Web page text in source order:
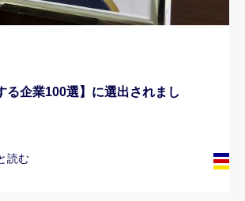
る企業100選】に選出されまし
読む